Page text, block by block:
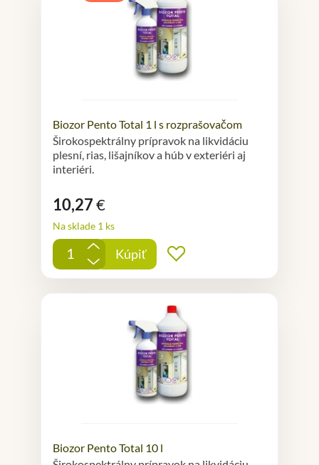
Biozor Pento Total 1 l s rozprašovačom
Širokospektrálny prípravok na likvidáciu
plesní, rias, lišajníkov a húb v exteriéri aj
interiéri.
10,27€
Na sklade 1 ks
+
-
Kúpiť
Biozor Pento Total 10 l